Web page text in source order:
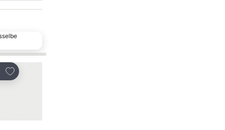
Zu Favoriten hinzufügen